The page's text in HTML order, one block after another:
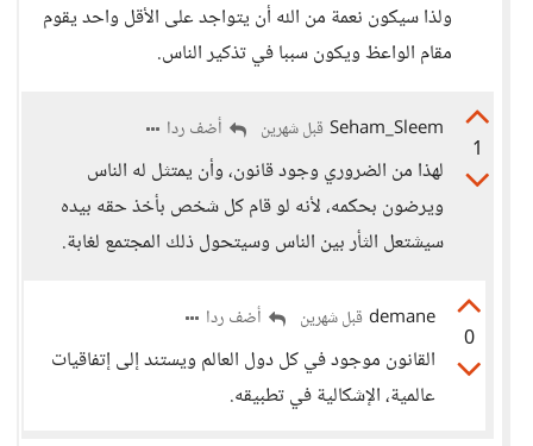
ولذا سيكون نعمة من الله أن يتواجد على الأقل واحد يقوم
مقام الواعظ ويكون سببا في تذكير الناس.
1
Seham_Sleem قبل شهرين أضف ردا
لهذا من الضروري وجود قانون، وأن يمتثل له الناس
ويرضون بحكمه، لأنه لو قام كل شخص بأخذ حقه بيده
سيشتعل الثأر بين الناس وسيتحول ذلك المجتمع لغابة.
0
demane قبل شهرين أضف ردا
القانون موجود في كل دول العالم ويستند إلى إتفاقيات
عالمية، الإشكالية في تطبيقه.